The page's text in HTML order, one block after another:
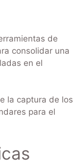
de
consolidar una
en el
la captura de los
para el